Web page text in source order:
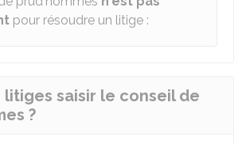
pour résoudre un litige :
litiges saisir le conseil de
?